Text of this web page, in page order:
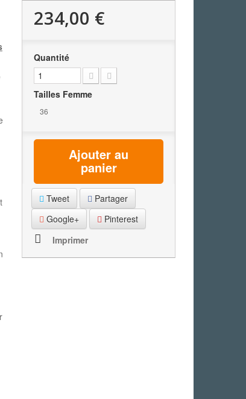
234,00 €
Quantité
Tailles Femme
36
Ajouter au
panier
Tweet
Partager
Google+
Pinterest
Imprimer